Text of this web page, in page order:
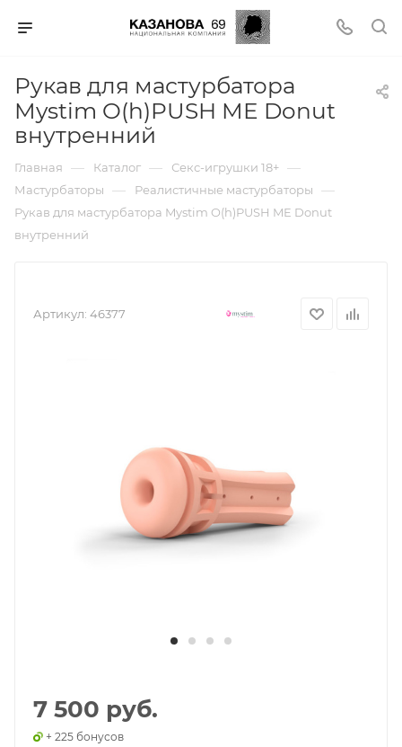
Рукав для мастурбатора
Mystim O(h)PUSH ME Donut
внутренний
Главная — Каталог — Секс-игрушки 18+ —
Мастурбаторы — Реалистичные мастурбаторы —
Рукав для мастурбатора Mystim O(h)PUSH ME Donut
внутренний
Артикул: 46377
7 500 руб.
+ 225 бонусов